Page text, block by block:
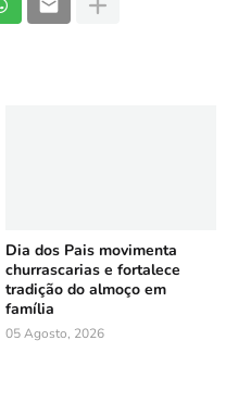
Dia dos Pais movimenta
churrascarias e fortalece
tradição do almoço em
família
05 Agosto, 2026